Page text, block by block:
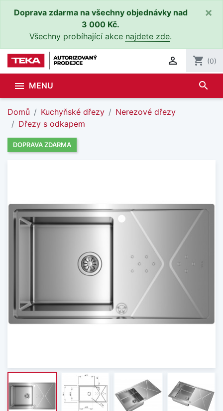
Doprava zdarma na všechny objednávky nad
3 000 Kč.
Všechny probíhající akce najdete zde.
×
 shopping_cart (0)
 MENU search
Domů Kuchyňské dřezy
Nerezové dřezy
Dřezy s odkapem
DOPRAVA ZDARMA